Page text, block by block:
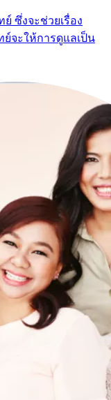
ซึ่งจะช่วยเรื่อง
ย์จะให้การดูแลเป็น